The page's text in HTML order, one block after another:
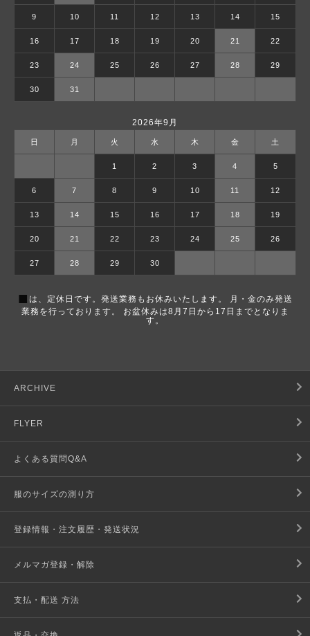
9 10 11 12 13 14 15
16 17 18 19 20 21 22
23 24 25 26 27 28 29
30 31
2026年9月
日 月 火 水 木 金 土
1 2 3 4 5
6 7 8 9 10 11 12
13 14 15 16 17 18 19
20 21 22 23 24 25 26
27 28 29 30
■ は、定休日です。発送業務もお休みいたします。 月・金のみ発送
業務を行っております。 お盆休みは8月7日から17日までとなりま
す。
ARCHIVE
FLYER
よくある質問Q&A
服のサイズの測り方
登録情報・注文履歴・発送状況
メルマガ登録・解除
支払・配送 方法